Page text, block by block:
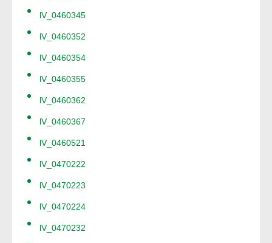
lV_0460345
lV_0460352
lV_0460354
lV_0460355
lV_0460362
lV_0460367
lV_0460521
lV_0470222
lV_0470223
lV_0470224
lV_0470232